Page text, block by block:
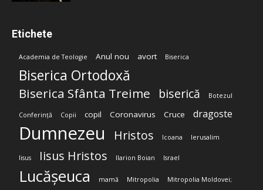
Etichete
Academia de Teologie Anul nou avort Biserica
Biserica Ortodoxă
Biserica Sfânta Treime biserică Botezul
Conferință Copii copil Coronavirus Cruce dragoste
Dumnezeu Hristos Icoana Ierusalim
Iisus Iisus Hristos Ilarion Boian Israel
Lucășeuca mamă Mitropolia Mitropolia Moldovei;